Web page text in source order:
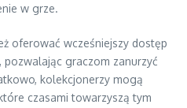
w grze.
oferować wcześniejszy dostęp
graczom zanurzyć
kolekcjonerzy mogą
czasami towarzyszą tym